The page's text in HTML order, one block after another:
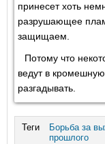
принесет хоть
разрушающее
защищаем.
Потому что
ведут в
разгадывать.
Теги Борьба за
прошлого